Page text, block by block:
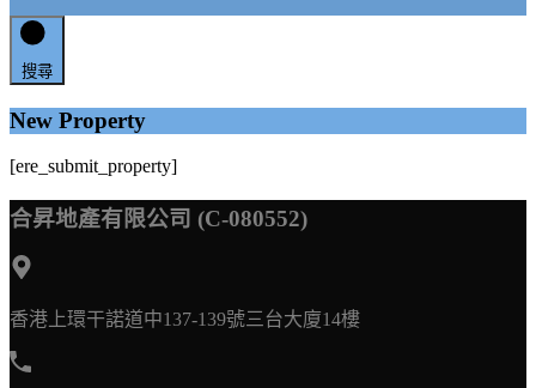
搜尋
New Property
[ere_submit_property]
合昇地產有限公司 (C-080552)
香港上環干諾道中137-139號三台大廈14樓